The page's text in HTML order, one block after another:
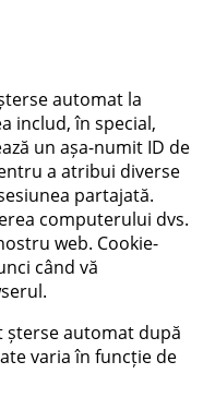
automat la
includ, în special,
un așa-numit ID de
a atribui diverse
partajată.
computerului dvs.
web. Cookie-
când vă
șterse automat după
varia în funcție de